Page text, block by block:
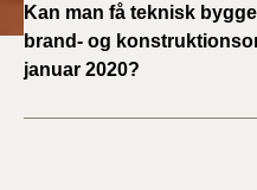
BR15 (2015-2018)
2010)
Kan man få teknisk
brand- og
januar 2020?